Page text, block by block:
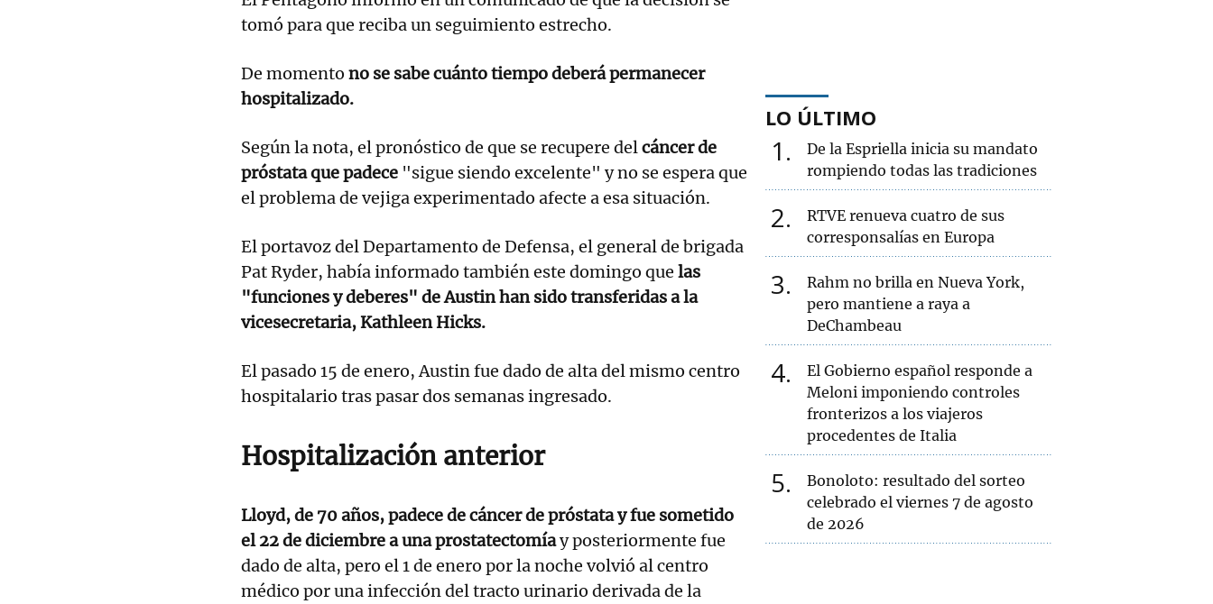
tomó para que reciba un seguimiento estrecho.
De momento no se sabe cuánto tiempo deberá permanecer
hospitalizado.
Según la nota, el pronóstico de que se recupere delcáncer de
próstata que padece "sigue siendo excelente" y no se espera que
el problema de vejiga experimentado afecte a esa situación.
El portavoz del Departamento de Defensa, el general de brigada
Pat Ryder, había informado también este domingo que las
"funciones y deberes" de Austin han sido transferidas a la
vicesecretaria, Kathleen Hicks.
El pasado 15 de enero, Austin fue dado de alta del mismo centro
hospitalario tras pasar dos semanas ingresado.
Hospitalización anterior
Lloyd, de 70 años, padece de cáncer de próstata y fue sometido
el 22 de diciembre a una prostatectomíay posteriormente fue
dado de alta, pero el 1 de enero por la noche volvió al centro
médico por una infección del tracto urinario derivada de la
LO ÚLTIMO
1
De la Espriella inicia su mandato
rompiendo todas las tradiciones
2
RTVE renueva cuatro de sus
corresponsalías en Europa
3
Rahm no brilla en Nueva York,
pero mantiene a raya a
DeChambeau
4
El Gobierno español responde a
Meloni imponiendo controles
fronterizos a los viajeros
procedentes de Italia
5
Bonoloto: resultado del sorteo
celebrado el viernes 7 de agosto
de 2026